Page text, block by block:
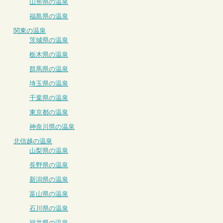
山形県の温泉
福島県の温泉
関東の温泉
茨城県の温泉
栃木県の温泉
群馬県の温泉
埼玉県の温泉
千葉県の温泉
東京都の温泉
神奈川県の温泉
北信越の温泉
山梨県の温泉
長野県の温泉
新潟県の温泉
富山県の温泉
石川県の温泉